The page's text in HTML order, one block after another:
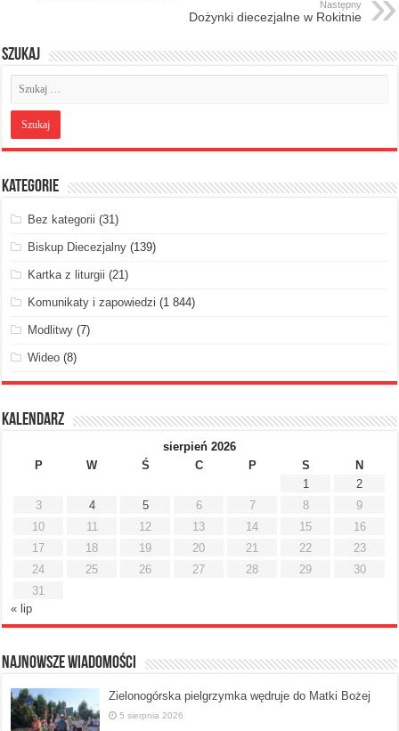
Następny
Dożynki diecezjalne w Rokitnie
Szukaj
Kategorie
Bez kategorii (31)
Biskup Diecezjalny (139)
Kartka z liturgii (21)
Komunikaty i zapowiedzi (1 844)
Modlitwy (7)
Wideo (8)
Kalendarz
sierpień 2026
P
W Ś C P S
N
1
2
3
4 5 6 7 8
9
10
11 12 13 14 15
16
17
18 19 20 21 22
23
24
25 26 27 28 29
30
31
« lip
Najnowsze Wiadomości
Zielonogórska pielgrzymka wędruje do Matki Bożej
5 sierpnia 2026